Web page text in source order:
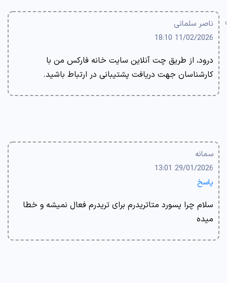
ناصر سلمانی
11/02/2026 18:10
درود، از طریق چت آنلاین سایت خانه فارکس من با
کارشناسان جهت دریافت پشتیبانی در ارتباط باشید.
سمانه
29/01/2026 13:01
پاسخ
سلام چرا پسورد متاتریدرم برای تریدرم فعال نمیشه و خطا
میده